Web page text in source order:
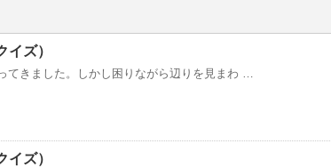
ズ）
てきました。しかし困りながら辺りを見まわ …
ズ）